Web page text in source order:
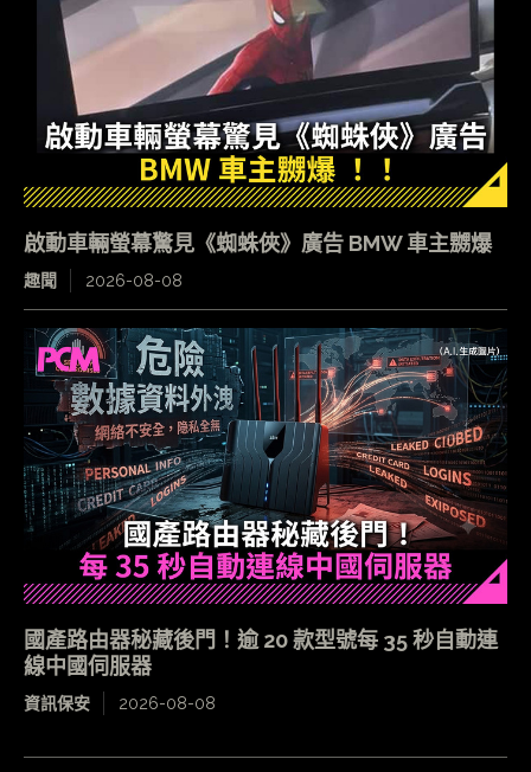
啟動車輛螢幕驚見《蜘蛛俠》廣告 BMW 車主嬲爆
趣聞 2026-08-08
國產路由器秘藏後門！逾 20 款型號每 35 秒自動連
線中國伺服器
資訊保安 2026-08-08